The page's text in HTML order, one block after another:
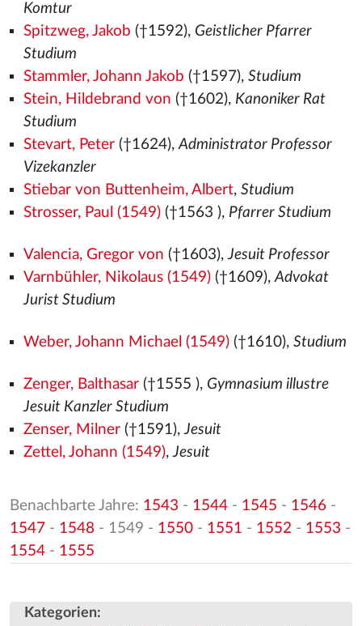
Komtur
Spitzweg, Jakob (†1592), Geistlicher Pfarrer
Studium
Stammler, Johann Jakob (†1597), Studium
Stein, Hildebrand von (†1602), Kanoniker Rat
Studium
Stevart, Peter(†1624),Administrator Professor
Vizekanzler
Stiebar von Buttenheim, Albert, Studium
Strosser, Paul (1549)(†1563 ), Pfarrer Studium
Valencia, Gregor von (†1603),Jesuit Professor
Varnbühler, Nikolaus (1549)(†1609),Advokat
Jurist Studium
Weber, Johann Michael (1549)(†1610), Studium
Zenger, Balthasar(†1555 ), Gymnasium illustre
Jesuit Kanzler Studium
Zenser, Milner(†1591),Jesuit
Zettel, Johann (1549),Jesuit
Benachbarte Jahre: 1543 - 1544 - 1545 - 1546 -
1547 - 1548 - 1549 - 1550 - 1551 - 1552 - 1553 -
1554 - 1555
Kategorien: